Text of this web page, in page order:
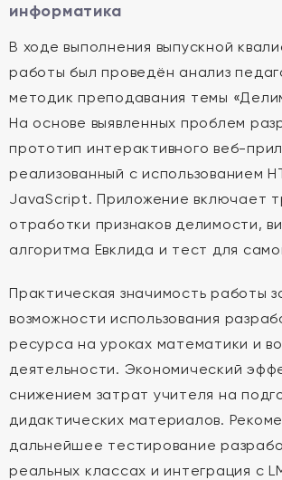
информатика
В ходе выполнения выпускной
работы был проведён анализ
методик преподавания темы
На основе выявленных проблем
прототип интерактивного веб-
реализованный с использованием
JavaScript. Приложение включает
отработки признаков делимости,
алгоритма Евклида и тест для
Практическая значимость работы
возможности использования
ресурса на уроках математики и
деятельности. Экономический
снижением затрат учителя на
дидактических материалов.
дальнейшее тестирование
реальных классах и интеграция с